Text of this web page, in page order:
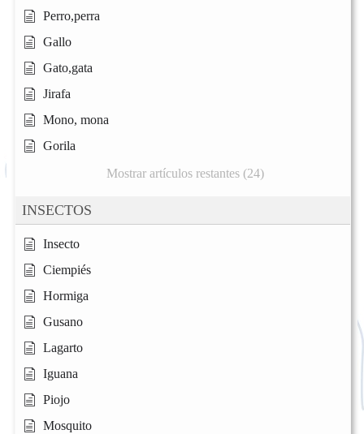
Perro,perra
Gallo
Gato,gata
Jirafa
Mono, mona
Gorila
Mostrar artículos restantes (24)
INSECTOS
Insecto
Ciempiés
Hormiga
Gusano
Lagarto
Iguana
Piojo
Mosquito